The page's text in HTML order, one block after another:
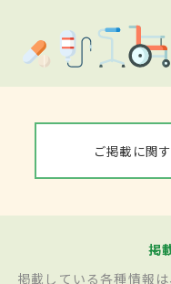
ご掲載に関
掲
掲載している各種情報